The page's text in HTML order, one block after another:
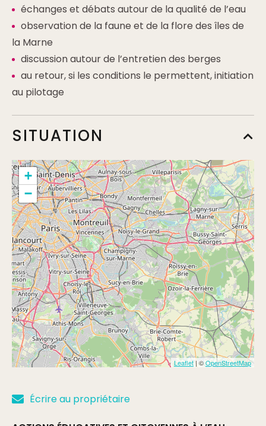
échanges et débats autour de la qualité de l’eau
observation de la faune et de la flore des îles de
la Marne
discussion autour de l’entretien des berges
au retour, si les conditions le permettent, initiation
au pilotage
SITUATION
+
−
Leaflet | ©OpenStreetMap
Écrire au propriétaire